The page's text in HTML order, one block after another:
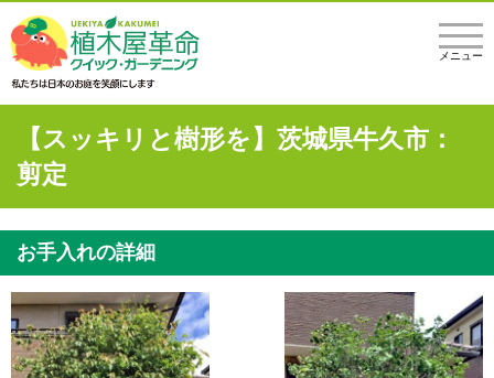
メニュー
【スッキリと樹形を】茨城県牛久市：
剪定
お手入れの詳細